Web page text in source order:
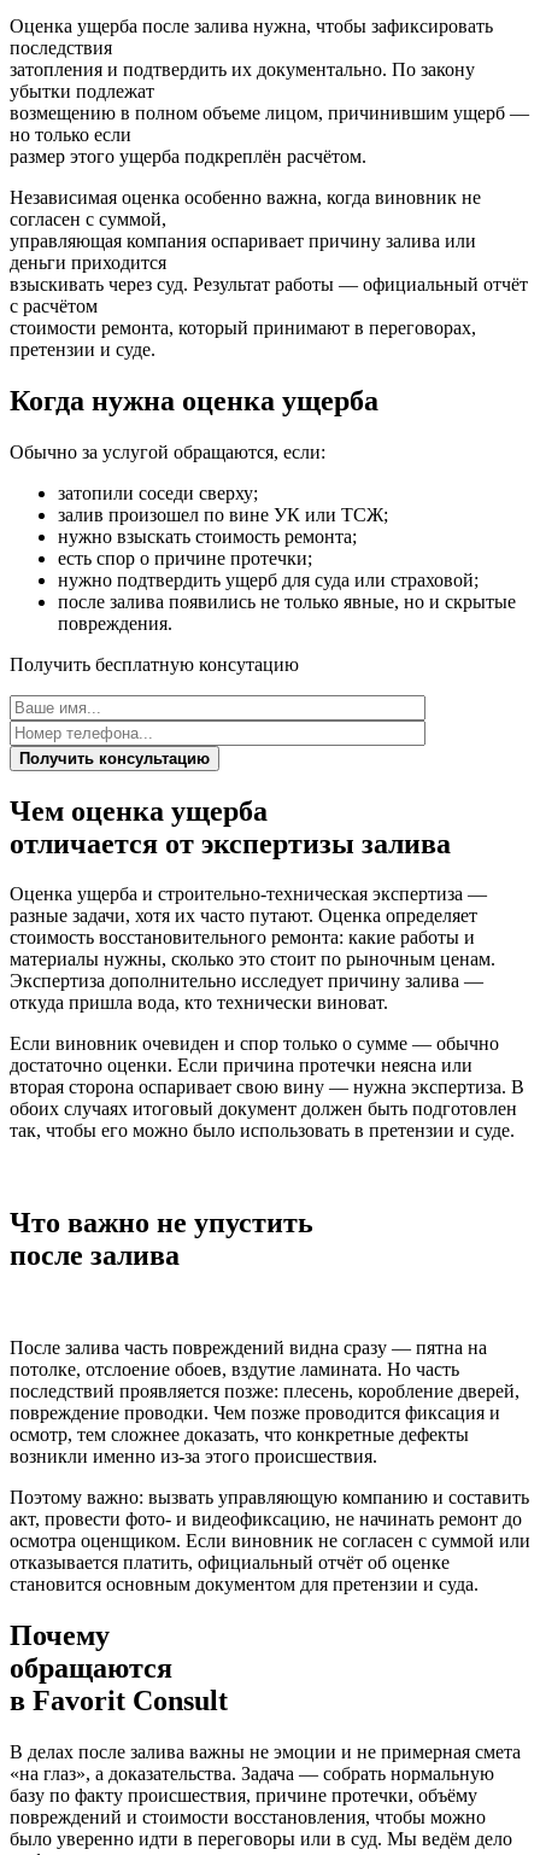
Оценка ущерба после залива нужна, чтобы зафиксировать
последствия
затопления и подтвердить их документально. По закону
убытки подлежат
возмещению в полном объеме лицом, причинившим ущерб —
но только если
размер этого ущерба подкреплён расчётом.
Независимая оценка особенно важна, когда виновник не
согласен с суммой,
управляющая компания оспаривает причину залива или
деньги приходится
взыскивать через суд. Результат работы — официальный отчёт
с расчётом
стоимости ремонта, который принимают в переговорах,
претензии и суде.
Когда нужна оценка ущерба
Обычно за услугой обращаются, если:
затопили соседи сверху;
залив произошел по вине УК или ТСЖ;
нужно взыскать стоимость ремонта;
есть спор о причине протечки;
нужно подтвердить ущерб для суда или страховой;
после залива появились не только явные, но и скрытые
повреждения.
Получить бесплатную консутацию
Получить консультацию
Чем оценка ущерба
отличается от экспертизы залива
Оценка ущерба и строительно-техническая экспертиза —
разные задачи, хотя их часто путают. Оценка определяет
стоимость восстановительного ремонта: какие работы и
материалы нужны, сколько это стоит по рыночным ценам.
Экспертиза дополнительно исследует причину залива —
откуда пришла вода, кто технически виноват.
Если виновник очевиден и спор только о сумме — обычно
достаточно оценки. Если причина протечки неясна или
вторая сторона оспаривает свою вину — нужна экспертиза. В
обоих случаях итоговый документ должен быть подготовлен
так, чтобы его можно было использовать в претензии и суде.
Что важно не упустить
после залива
После залива часть повреждений видна сразу — пятна на
потолке, отслоение обоев, вздутие ламината. Но часть
последствий проявляется позже: плесень, коробление дверей,
повреждение проводки. Чем позже проводится фиксация и
осмотр, тем сложнее доказать, что конкретные дефекты
возникли именно из-за этого происшествия.
Поэтому важно: вызвать управляющую компанию и составить
акт, провести фото- и видеофиксацию, не начинать ремонт до
осмотра оценщиком. Если виновник не согласен с суммой или
отказывается платить, официальный отчёт об оценке
становится основным документом для претензии и суда.
Почему
обращаются
в Favorit Consult
В делах после залива важны не эмоции и не примерная смета
«на глаз», а доказательства. Задача — собрать нормальную
базу по факту происшествия, причине протечки, объёму
повреждений и стоимости восстановления, чтобы можно
было уверенно идти в переговоры или в суд. Мы ведём дело